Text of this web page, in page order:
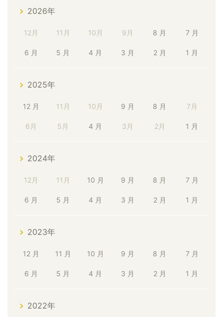
2026年
12月 11月 10月 9月 8 月 7 月
6 月 5 月 4 月 3 月 2 月 1 月
2025年
12 月 11月 10月 9 月 8 月 7月
6月 5月 4 月 3月 2月 1 月
2024年
12月 11月 10 月 9 月 8 月 7 月
6 月 5 月 4 月 3 月 2 月 1 月
2023年
12 月 11 月 10 月 9 月 8 月 7 月
6 月 5 月 4 月 3 月 2 月 1 月
2022年